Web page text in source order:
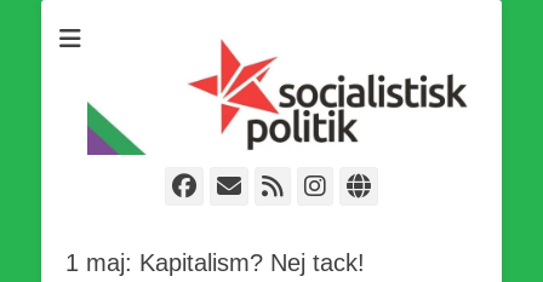
världsomfattande socialistiska Fjärde Internationalen och en viktig
tillgång i kampen för en socialistisk framtid!
Facebook
E-
Webbflöde
Instagram
Webbplats
1 maj: Kapitalism? Nej tack!